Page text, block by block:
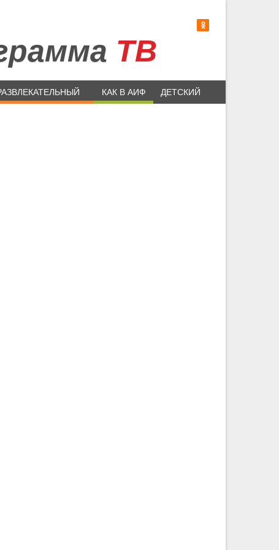
ТВ
КАК В АИФ ДЕТСКИЙ